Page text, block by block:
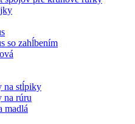
so zahĺbením
na stĺpiky
na rúru
madlá